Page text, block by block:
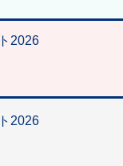
2026
2026